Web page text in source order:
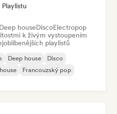
Deep houseDiscoElectropop
k živým vystoupením
playlistů
Deep house
Disco
Francouzský pop